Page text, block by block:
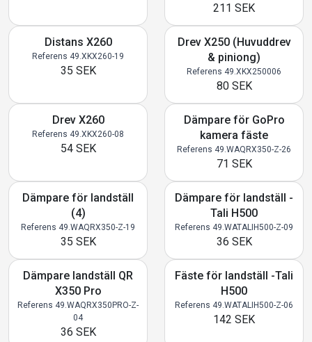
211 SEK
Distans X260
Referens 49.XKX260-19
35 SEK
Drev X250 (Huvuddrev
& piniong)
Referens 49.XKX250006
80 SEK
Drev X260
Referens 49.XKX260-08
54 SEK
Dämpare för GoPro
kamera fäste
Referens 49.WAQRX350-Z-26
71 SEK
Dämpare för landställ
(4)
Referens 49.WAQRX350-Z-19
35 SEK
Dämpare för landställ -
Tali H500
Referens 49.WATALIH500-Z-09
36 SEK
Dämpare landställ QR
X350 Pro
Referens 49.WAQRX350PRO-Z-
04
36 SEK
Fäste för landställ -Tali
H500
Referens 49.WATALIH500-Z-06
142 SEK